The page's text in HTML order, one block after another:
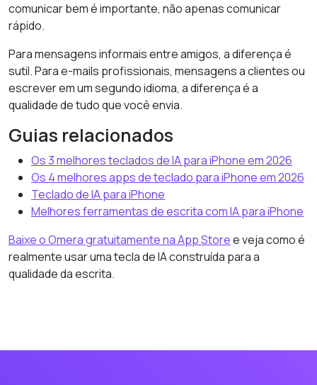
comunicar bem é importante, não apenas comunicar
rápido.
Para mensagens informais entre amigos, a diferença é
sutil. Para e-mails profissionais, mensagens a clientes ou
escrever em um segundo idioma, a diferença é a
qualidade de tudo que você envia.
Guias relacionados
Os 3 melhores teclados de IA para iPhone em 2026
Os 4 melhores apps de teclado para iPhone em 2026
Teclado de IA para iPhone
Melhores ferramentas de escrita com IA para iPhone
Baixe o Omera gratuitamente na App Storee veja como é
realmente usar uma tecla de IA construída para a
qualidade da escrita.